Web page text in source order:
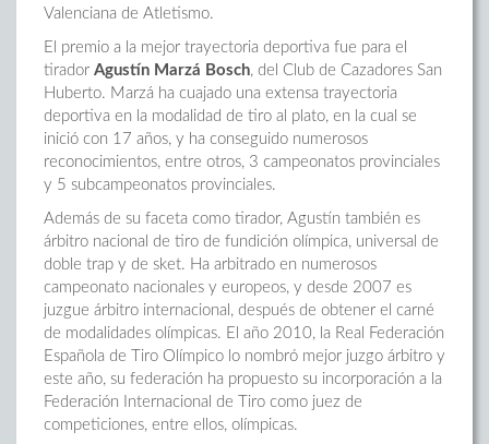
Valenciana de Atletismo.
El premio a la mejor trayectoria deportiva fue para el
tirador Agustín Marzá Bosch, del Club de Cazadores San
Huberto. Marzá ha cuajado una extensa trayectoria
deportiva en la modalidad de tiro al plato, en la cual se
inició con 17 años, y ha conseguido numerosos
reconocimientos, entre otros, 3 campeonatos provinciales
y 5 subcampeonatos provinciales.
Además de su faceta como tirador, Agustín también es
árbitro nacional de tiro de fundición olímpica, universal de
doble trap y de sket. Ha arbitrado en numerosos
campeonato nacionales y europeos, y desde 2007 es
juzgue árbitro internacional, después de obtener el carné
de modalidades olímpicas. El año 2010, la Real Federación
Española de Tiro Olímpico lo nombró mejor juzgo árbitro y
este año, su federación ha propuesto su incorporación a la
Federación Internacional de Tiro como juez de
competiciones, entre ellos, olímpicas.